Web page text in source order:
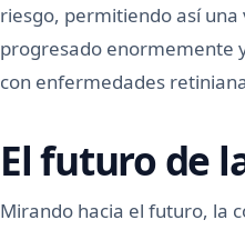
riesgo, permitiendo así una
progresado enormemente
con enfermedades
El futuro de
Mirando hacia el futuro, la